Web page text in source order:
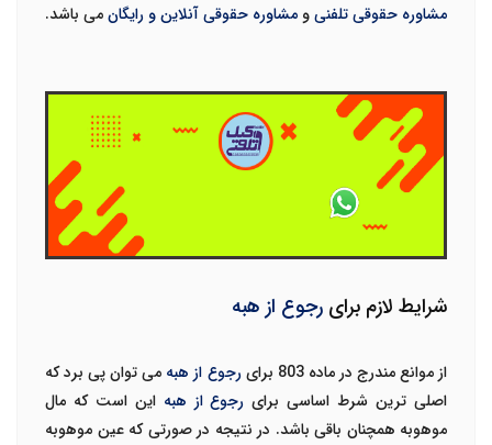
مشاوره حقوقی تلفنیو مشاوره حقوقی آنلاین و رایگانمی باشد.
شرایط لازم برای رجوع از هبه
از موانع مندرج در ماده 803 برای رجوع از هبه می توان پی برد که
اصلی ترین شرط اساسی برای رجوع از هبه این است که مال
موهوبه همچنان باقی باشد. در نتیجه در صورتی که عین موهوبه